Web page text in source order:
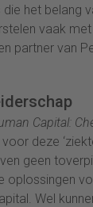
het belang
vaak met
partner van
Capital:
deze
geen
oplossingen
Wel